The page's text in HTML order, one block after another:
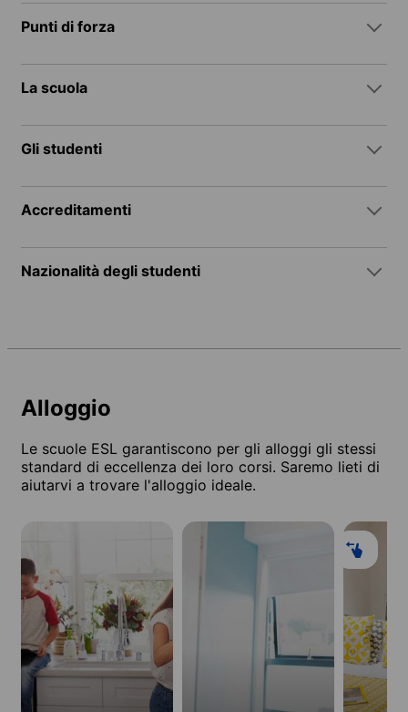
Punti di forza
La scuola
Gli studenti
Accreditamenti
Nazionalità degli studenti
Alloggio
Le scuole ESL garantiscono per gli alloggi gli stessi
standard di eccellenza dei loro corsi. Saremo lieti di
aiutarvi a trovare l'alloggio ideale.